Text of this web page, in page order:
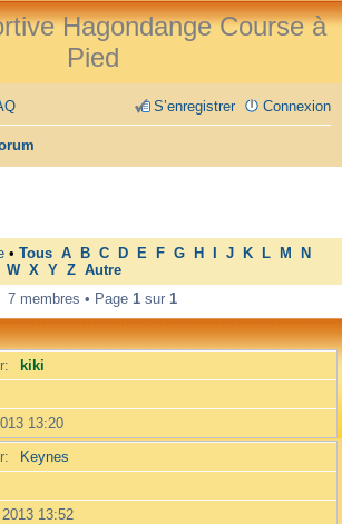
Hagondange Course à
Pied
Connexion
S’enregistrer
• Tous A B C D E F G H J K L M
N
W X Y Z Autre
7 membres • Page 1 sur 1
kiki
13:20
Keynes
13:52